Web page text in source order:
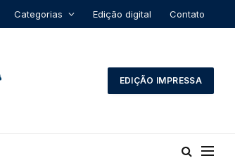
Categorias Edição digital Contato
EDIÇÃO IMPRESSA